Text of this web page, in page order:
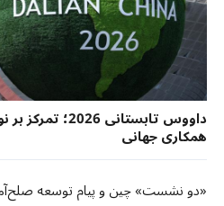
داووس تابستانی
همکاری جهانی
«دو نشست» چین و پیام توسعه